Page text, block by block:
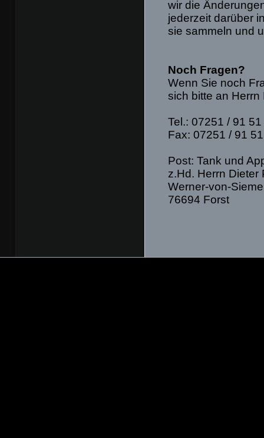
wir die
jederzeit darüber
sie sammeln und
Noch Fragen?
Wenn Sie noch
sich bitte an Herrn
Tel.: 07251 / 91 51
Fax: 07251 / 91
Post: Tank und
z.Hd. Herrn Dieter
Werner-von-
76694 Forst